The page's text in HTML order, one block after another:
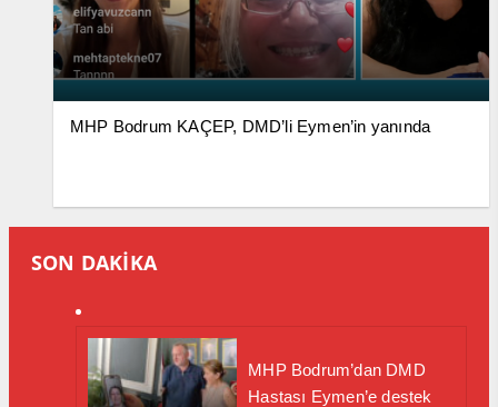
MHP Bodrum KAÇEP, DMD’li Eymen’in yanında
SON DAKİKA
MHP Bodrum’dan DMD
Hastası Eymen’e destek